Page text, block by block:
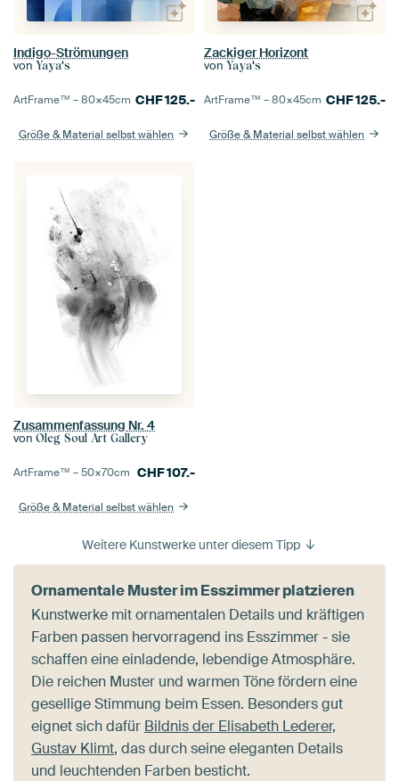
Indigo-Strömungen
von Yaya's
ArtFrame™ –80×45cm CHF125.-
Größe & Material selbst wählen
Zackiger Horizont
von Yaya's
ArtFrame™ –80×45cm CHF125.-
Größe & Material selbst wählen
Zusammenfassung Nr. 4
von Oleg Soul Art Gallery
ArtFrame™ –50×70cm CHF107.-
Größe & Material selbst wählen
Weitere Kunstwerke unter diesem Tipp
Ornamentale Muster im Esszimmer platzieren
Kunstwerke mit ornamentalen Details und kräftigen
Farben passen hervorragend ins Esszimmer - sie
schaffen eine einladende, lebendige Atmosphäre.
Die reichen Muster und warmen Töne fördern eine
gesellige Stimmung beim Essen. Besonders gut
eignet sich dafür Bildnis der Elisabeth Lederer,
Gustav Klimt, das durch seine eleganten Details
und leuchtenden Farben besticht.